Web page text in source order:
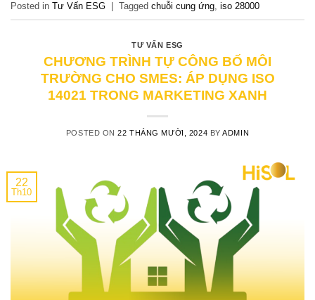
Posted in Tư Vấn ESG Tagged chuỗi cung ứng, iso 28000
TƯ VẤN ESG
CHƯƠNG TRÌNH TỰ CÔNG BỐ MÔI
TRƯỜNG CHO SMES: ÁP DỤNG ISO
14021 TRONG MARKETING XANH
POSTED ON22 THÁNG MƯỜI, 2024 BYADMIN
22
Th10